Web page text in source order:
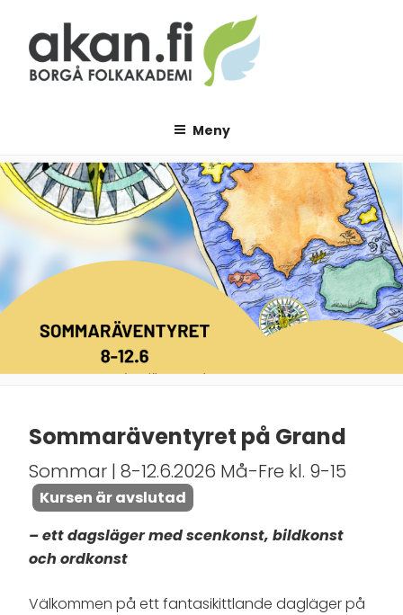
innehåll
Meny
Sommaräventyret på Grand
Sommar | 8-12.6.2026 Må-Fre kl. 9-15
Kursen är avslutad
– ett dagsläger med scenkonst, bildkonst
och ordkonst
Välkommen på ett fantasikittlande dagläger på